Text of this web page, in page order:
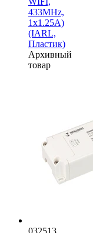
433MHz,
1х1.25A)
(IARL,
Пластик)
Архивный
товар
032513